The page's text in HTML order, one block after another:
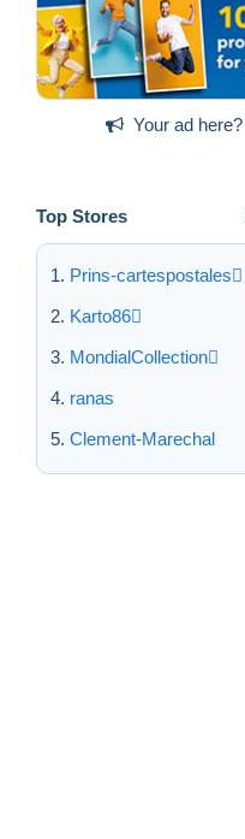
Varengeville sur Mer
Veules les Roses
Villequier
Other municipalities
Other & unclassified
Your ad here?
Top Stores
Prins-cartespostales
Karto86
MondialCollection
ranas
Clement-Marechal